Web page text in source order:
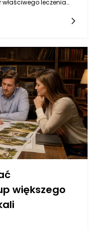
właściwego leczenia
diagnostyki
aby dokładnie ocenić,
odbudowy. Dzięki
zdjęcia rentgenowskie
mieć pewność, że
na rzetelnych
większego